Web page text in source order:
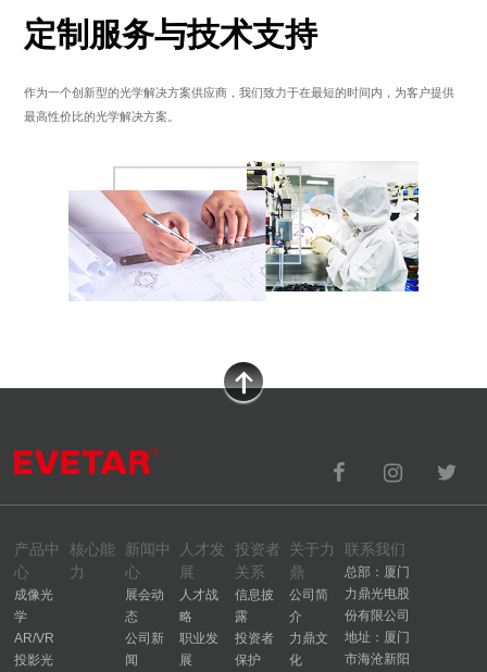
定制服务与技术支持
作为一个创新型的光学解决方案供应商，我们致力于在最短的时间内，为客户提供
最高性价比的光学解决方案。
产品中
心
成像光
学
AR/VR
投影光
核心能
力
新闻中
心
展会动
态
公司新
闻
人才发
展
人才战
略
职业发
展
投资者
关系
信息披
露
投资者
保护
关于力
鼎
公司简
介
力鼎文
化
联系我们
总部：厦门
力鼎光电股
份有限公司
地址：厦门
市海沧新阳